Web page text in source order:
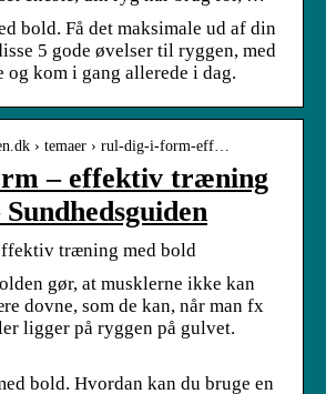
bold. Få det maksimale ud af din
5 gode øvelser til ryggen, med
og kom i gang allerede i dag.
› temaer › rul-dig-i-form-eff…
– effektiv træning
træning med bold
gør, at musklerne ikke kan
dovne, som de kan, når man fx
ligger på ryggen på gulvet.
bold. Hvordan kan du bruge en